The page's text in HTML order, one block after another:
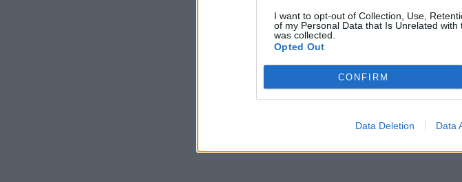
I want to opt-out of Collection, Use,
of my Personal Data that Is Unrelated
was collected.
Opted Out
CONFIRM
Data Deletion Data